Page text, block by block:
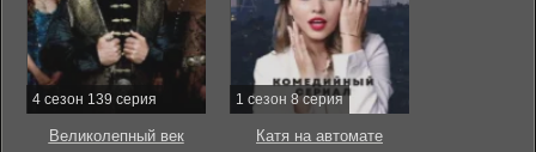
4 сезон 139 серия
Великолепный век
1 сезон 8 серия
Катя на автомате